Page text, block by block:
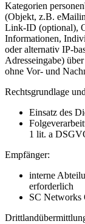
Kategorien
(Objekt, z.B.
Link-ID (optional),
Informationen,
oder alternativ IP-
Adresseingabe)
ohne Vor- und
Rechtsgrundlage
Einsatz des
1 lit. a
Empfänger:
interne
erforderlich
SC Networks